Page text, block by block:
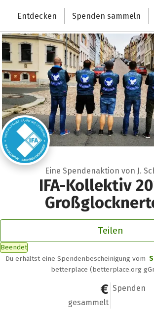
Deutschlands größte Spendenplattform
Entdecken Spenden sammeln
Eine Spendenaktion von J.
IFA-Kollektiv
Teilen
Beendet
Du erhältst eine Spendenbescheinigung vom
betterplace (betterplace.org
1.721,36 €
gesammelt
42
Spenden